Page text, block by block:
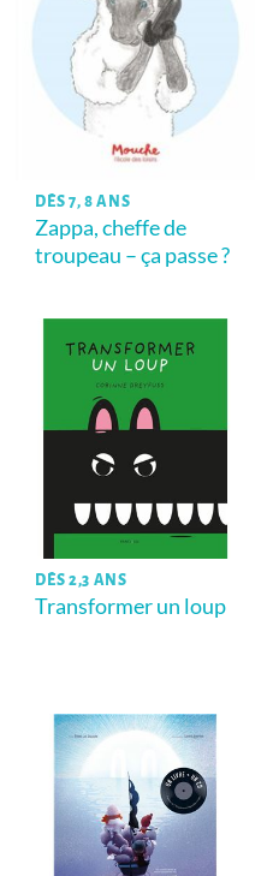
DÈS 7, 8 ANS
Zappa, cheffe de
troupeau – ça passe ?
DÈS 2,3 ANS
Transformer un loup